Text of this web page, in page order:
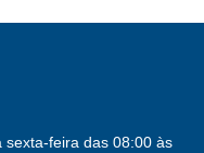
sexta-feira das 08:00 às